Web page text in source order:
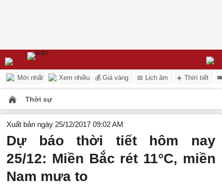
Mới nhất Xem nhiều 💰 Giá vàng 📅 Lịch âm ☀️ Thời tiết
Thời sự
Xuất bản ngày 25/12/2017 09:02 AM
Dự báo thời tiết hôm nay
25/12: Miền Bắc rét 11°C, miền
Nam mưa to